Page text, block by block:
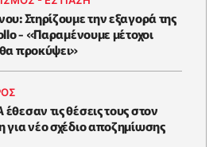
Στηρίζουμε την εξαγορά της
- «Παραμένουμε μέτοχοι
προκύψει»
τις θέσεις τους στον
για νέο σχέδιο αποζημίωσης